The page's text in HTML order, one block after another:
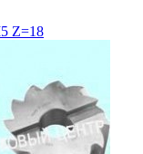
Z=18